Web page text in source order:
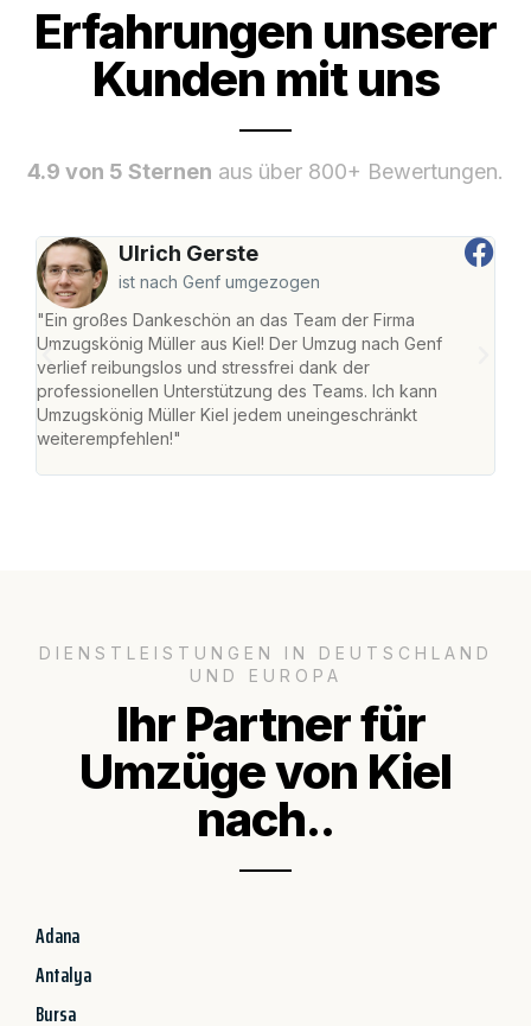
Erfahrungen unserer
Kunden mit uns
4.9 von 5 Sternen aus über 800+ Bewertungen.
Ulrich Gerste
ist nach Genf umgezogen
"Ein großes Dankeschön an das Team der Firma
Umzugskönig Müller aus Kiel! Der Umzug nach Genf
verlief reibungslos und stressfrei dank der
professionellen Unterstützung des Teams. Ich kann
Umzugskönig Müller Kiel jedem uneingeschränkt
weiterempfehlen!"
DIENSTLEISTUNGEN IN DEUTSCHLAND
UND EUROPA
Ihr Partner für
Umzüge von Kiel
nach..
Adana
Antalya
Bursa